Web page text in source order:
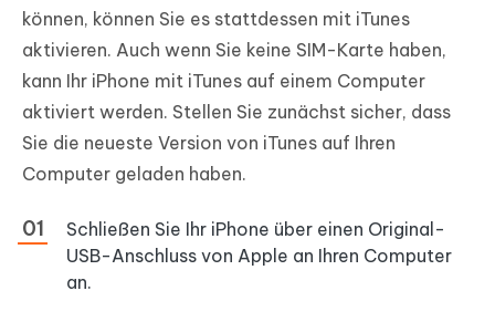
können, können Sie es stattdessen mit iTunes
aktivieren. Auch wenn Sie keine SIM-Karte haben,
kann Ihr iPhone mit iTunes auf einem Computer
aktiviert werden. Stellen Sie zunächst sicher, dass
Sie die neueste Version von iTunes auf Ihren
Computer geladen haben.
Schließen Sie Ihr iPhone über einen Original-
USB-Anschluss von Apple an Ihren Computer
an.